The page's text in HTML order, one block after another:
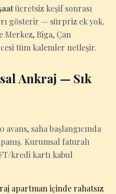
ücretsiz keşif sonrası
gösterir — sürpriz ek yok.
Merkez, Biga, Çan
tüm kalemler netleşir.
Ankraj — Sık
avans, saha başlangıcında
Kurumsal faturalı
kredi kartı kabul
apartman içinde rahatsız